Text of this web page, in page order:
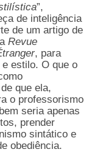
”,
de inteligência
de um artigo de
Revue
, para
estilo. O que o
que ela,
o professorismo
seria apenas
prender
sintático e
obediência.